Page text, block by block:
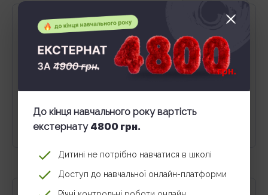
До кінця навчального року вартість
екстернату 4800 грн.
Дитині не потрібно навчатися в школі
Доступ до навчальної онлайн-платформи
Вчитель Computer Science
Формат:дистанційно
Графік роботи: пн-вт11:00 – 15:45, ср-чт 11:00 –
Працевлаштування:офіційно
Заробітна плата:
Детальніше
НЕ АКТУАЛЬНО